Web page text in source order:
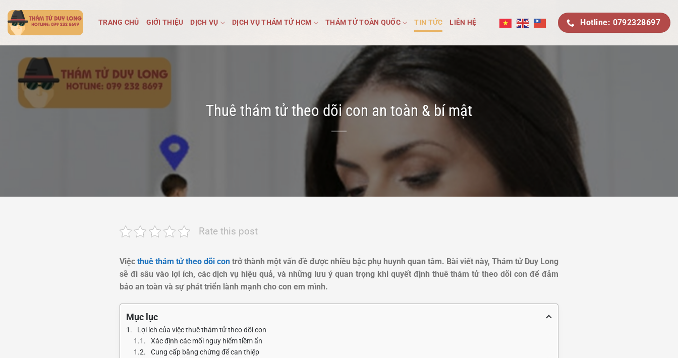
qua
nội
dung
TRANG CHỦ GIỚI THIỆU DỊCH VỤ DỊCH VỤ THÁM TỬ HCM THÁM TỬ TOÀN QUỐC TIN TỨC LIÊN HỆ Hotline: 0792328697
Thuê thám tử theo dõi con an toàn & bí mật
Rate this post
Việc thuê thám tử theo dõi con trở thành một vấn đề được nhiều bậc phụ huynh quan tâm. Bài viết này, Thám tử Duy Long
sẽ đi sâu vào lợi ích, các dịch vụ hiệu quả, và những lưu ý quan trọng khi quyết định thuê thám tử theo dõi con để đảm
bảo an toàn và sự phát triển lành mạnh cho con em mình.
Mục lục
Lợi ích của việc thuê thám tử theo dõi con
Xác định các mối nguy hiểm tiềm ẩn
Cung cấp bằng chứng để can thiệp